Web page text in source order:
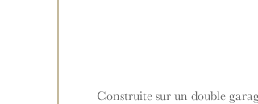
Construite sur un double